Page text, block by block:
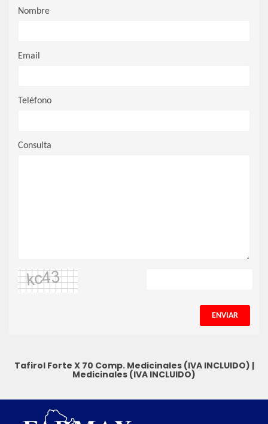
Nombre
Email
Teléfono
Consulta
ENVIAR
Tafirol Forte X 70 Comp. Medicinales (IVA INCLUIDO) |
Medicinales (IVA INCLUIDO)